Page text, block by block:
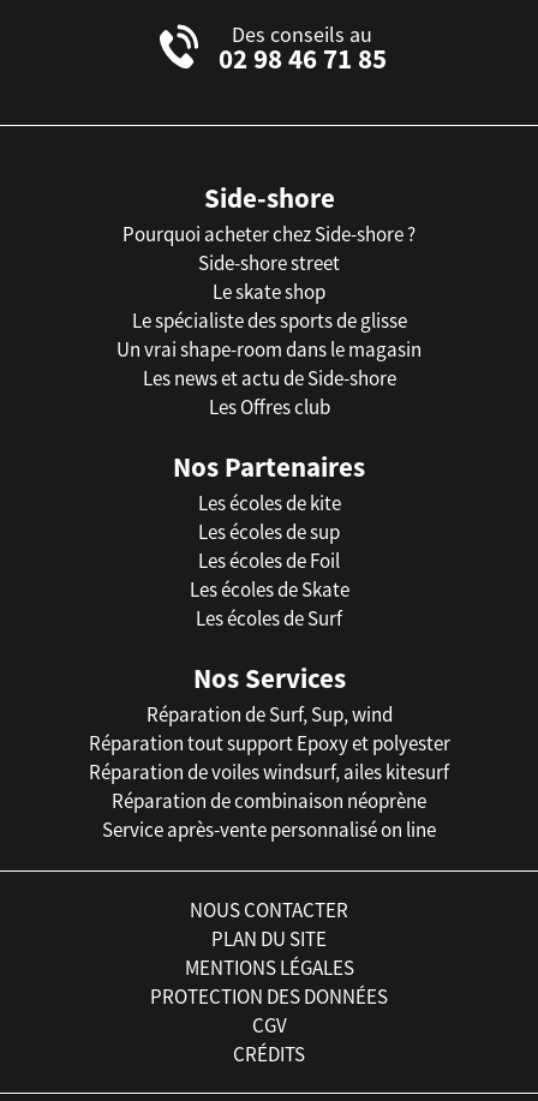
Des conseils au
02 98 46 71 85
Side-shore
Pourquoi acheter chez Side-shore ?
Side-shore street
Le skate shop
Le spécialiste des sports de glisse
Un vrai shape-room dans le magasin
Les news et actu de Side-shore
Les Offres club
Nos Partenaires
Les écoles de kite
Les écoles de sup
Les écoles de Foil
Les écoles de Skate
Les écoles de Surf
Nos Services
Réparation de Surf, Sup, wind
Réparation tout support Epoxy et polyester
Réparation de voiles windsurf, ailes kitesurf
Réparation de combinaison néoprène
Service après-vente personnalisé on line
NOUS CONTACTER
PLAN DU SITE
MENTIONS LÉGALES
PROTECTION DES DONNÉES
CGV
CRÉDITS